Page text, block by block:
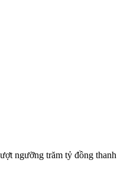
ngưỡng trăm tỷ đồng thanh